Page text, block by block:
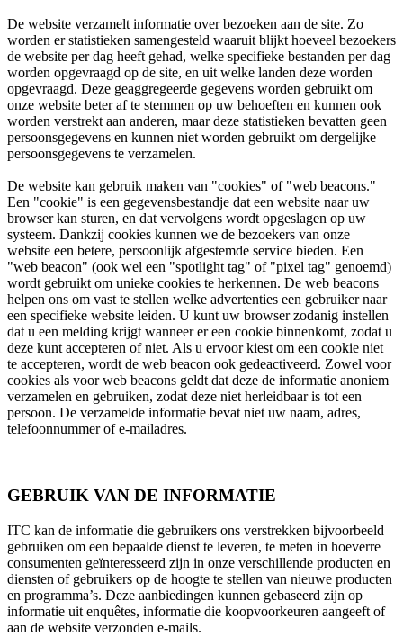
De website verzamelt informatie over bezoeken aan de site. Zo
worden er statistieken samengesteld waaruit blijkt hoeveel bezoekers
de website per dag heeft gehad, welke specifieke bestanden per dag
worden opgevraagd op de site, en uit welke landen deze worden
opgevraagd. Deze geaggregeerde gegevens worden gebruikt om
onze website beter af te stemmen op uw behoeften en kunnen ook
worden verstrekt aan anderen, maar deze statistieken bevatten geen
persoonsgegevens en kunnen niet worden gebruikt om dergelijke
persoonsgegevens te verzamelen.
De website kan gebruik maken van "cookies" of "web beacons."
Een "cookie" is een gegevensbestandje dat een website naar uw
browser kan sturen, en dat vervolgens wordt opgeslagen op uw
systeem. Dankzij cookies kunnen we de bezoekers van onze
website een betere, persoonlijk afgestemde service bieden. Een
"web beacon" (ook wel een "spotlight tag" of "pixel tag" genoemd)
wordt gebruikt om unieke cookies te herkennen. De web beacons
helpen ons om vast te stellen welke advertenties een gebruiker naar
een specifieke website leiden. U kunt uw browser zodanig instellen
dat u een melding krijgt wanneer er een cookie binnenkomt, zodat u
deze kunt accepteren of niet. Als u ervoor kiest om een cookie niet
te accepteren, wordt de web beacon ook gedeactiveerd. Zowel voor
cookies als voor web beacons geldt dat deze de informatie anoniem
verzamelen en gebruiken, zodat deze niet herleidbaar is tot een
persoon. De verzamelde informatie bevat niet uw naam, adres,
telefoonnummer of e-mailadres.
GEBRUIK VAN DE INFORMATIE
ITC kan de informatie die gebruikers ons verstrekken bijvoorbeeld
gebruiken om een bepaalde dienst te leveren, te meten in hoeverre
consumenten geïnteresseerd zijn in onze verschillende producten en
diensten of gebruikers op de hoogte te stellen van nieuwe producten
en programma’s. Deze aanbiedingen kunnen gebaseerd zijn op
informatie uit enquêtes, informatie die koopvoorkeuren aangeeft of
aan de website verzonden e-mails.